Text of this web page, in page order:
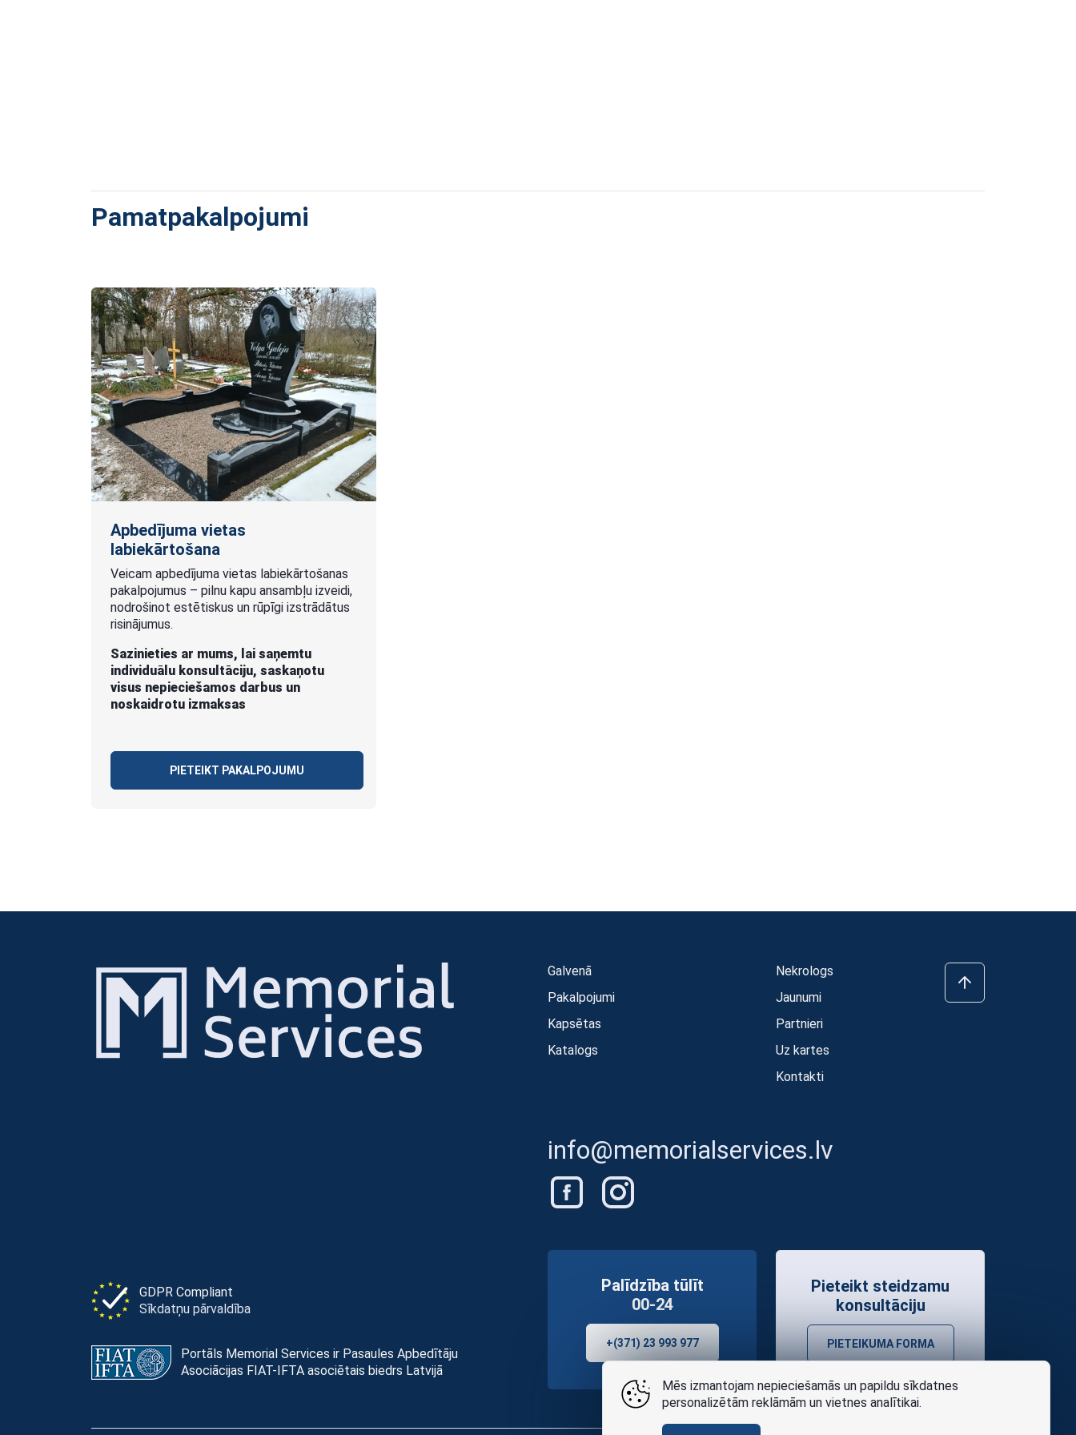
Pamatpakalpojumi
Apbedījuma vietas
labiekārtošana
Veicam apbedījuma vietas labiekārtošanas
pakalpojumus – pilnu kapu ansambļu izveidi,
nodrošinot estētiskus un rūpīgi izstrādātus
risinājumus.
Sazinieties ar mums, lai saņemtu
individuālu konsultāciju, saskaņotu
visus nepieciešamos darbus un
noskaidrotu izmaksas
PIETEIKT PAKALPOJUMU
Galvenā
Pakalpojumi
Kapsētas
Katalogs
Nekrologs
Jaunumi
Partnieri
Uz kartes
Kontakti
info@memorialservices.lv
GDPR Compliant
Sīkdatņu pārvaldība
Portāls Memorial Services ir Pasaules Apbedītāju
Asociācijas FIAT-IFTA asociētais biedrs Latvijā
Palīdzība tūlīt
00-24
+(371) 23 993 977
Pieteikt steidzamu
konsultāciju
PIETEIKUMA FORMA
Mēs izmantojam nepieciešamās un papildu sīkdatnes
personalizētām reklāmām un vietnes analītikai.